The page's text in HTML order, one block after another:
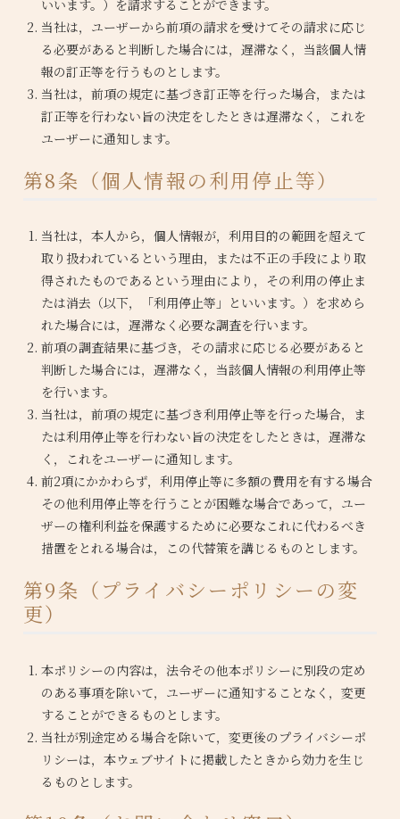
いいます。）を請求することができます。
当社は，ユーザーから前項の請求を受けてその請求に応じ
る必要があると判断した場合には，遅滞なく，当該個人情
報の訂正等を行うものとします。
当社は，前項の規定に基づき訂正等を行った場合，または
訂正等を行わない旨の決定をしたときは遅滞なく，これを
ユーザーに通知します。
第8条（個人情報の利用停止等）
当社は，本人から，個人情報が，利用目的の範囲を超えて
取り扱われているという理由，または不正の手段により取
得されたものであるという理由により，その利用の停止ま
たは消去（以下，「利用停止等」といいます。）を求めら
れた場合には，遅滞なく必要な調査を行います。
前項の調査結果に基づき，その請求に応じる必要があると
判断した場合には，遅滞なく，当該個人情報の利用停止等
を行います。
当社は，前項の規定に基づき利用停止等を行った場合，ま
たは利用停止等を行わない旨の決定をしたときは，遅滞な
く，これをユーザーに通知します。
前2項にかかわらず，利用停止等に多額の費用を有する場合
その他利用停止等を行うことが困難な場合であって，ユー
ザーの権利利益を保護するために必要なこれに代わるべき
措置をとれる場合は，この代替策を講じるものとします。
第9条（プライバシーポリシーの変
更）
本ポリシーの内容は，法令その他本ポリシーに別段の定め
のある事項を除いて，ユーザーに通知することなく，変更
することができるものとします。
当社が別途定める場合を除いて，変更後のプライバシーポ
リシーは，本ウェブサイトに掲載したときから効力を生じ
るものとします。